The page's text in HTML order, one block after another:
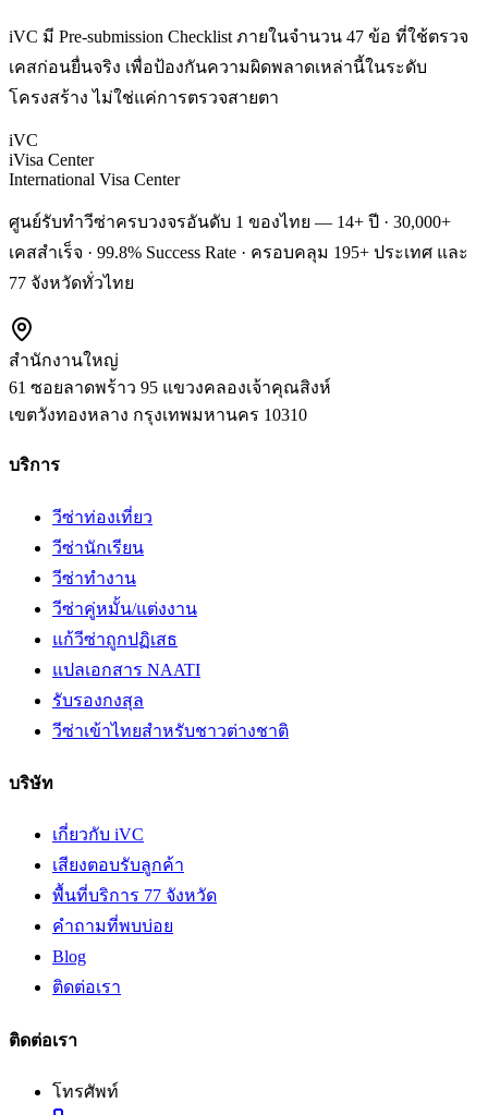
iVC มี Pre-submission Checklist ภายในจำนวน 47 ข้อ ที่ใช้ตรวจ
เคสก่อนยื่นจริง เพื่อป้องกันความผิดพลาดเหล่านี้ในระดับ
โครงสร้าง ไม่ใช่แค่การตรวจสายตา
iVC
iVisa Center
International Visa Center
ศูนย์รับทำวีซ่าครบวงจรอันดับ 1 ของไทย — 14+ ปี · 30,000+
เคสสำเร็จ · 99.8% Success Rate · ครอบคลุม 195+ ประเทศ และ
77 จังหวัดทั่วไทย
สำนักงานใหญ่
61 ซอยลาดพร้าว 95 แขวงคลองเจ้าคุณสิงห์
เขตวังทองหลาง กรุงเทพมหานคร 10310
บริการ
วีซ่าท่องเที่ยว
วีซ่านักเรียน
วีซ่าทำงาน
วีซ่าคู่หมั้น/แต่งงาน
แก้วีซ่าถูกปฏิเสธ
แปลเอกสาร NAATI
รับรองกงสุล
วีซ่าเข้าไทยสำหรับชาวต่างชาติ
บริษัท
เกี่ยวกับ iVC
เสียงตอบรับลูกค้า
พื้นที่บริการ 77 จังหวัด
คำถามที่พบบ่อย
Blog
ติดต่อเรา
ติดต่อเรา
โทรศัพท์